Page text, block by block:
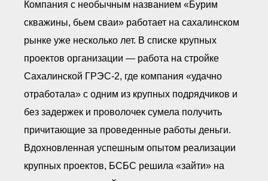
переподготовка
Компания с необычным названием «Бурим
скважины, бьем сваи» работает на сахалинском
рынке уже несколько лет. В списке крупных
проектов организации — работа на стройке
Сахалинской ГРЭС-2, где компания «удачно
отработала» с одним из крупных подрядчиков и
без задержек и проволочек сумела получить
причитающие за проведенные работы деньги.
Вдохновленная успешным опытом реализации
крупных проектов, БСБС решила «зайти» на